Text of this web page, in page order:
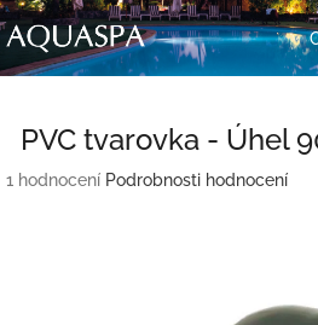
Přejít
na
obsah
PVC tvarovka - Úhel
Průměrné
1 hodnocení Podrobnosti hodnocení